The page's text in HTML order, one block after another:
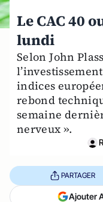
Le CAC 40
lundi
Selon John
indices
rebond
semaine
nerveux ».
PARTAGER
Ajouter